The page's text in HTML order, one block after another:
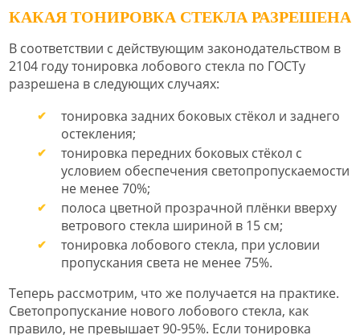
КАКАЯ ТОНИРОВКА СТЕКЛА РАЗРЕШЕНА
В соответствии с действующим законодательством в
2104 году тонировка лобового стекла по ГОСТу
разрешена в следующих случаях:
тонировка задних боковых стёкол и заднего
остекления;
тонировка передних боковых стёкол с
условием обеспечения светопропускаемости
не менее 70%;
полоса цветной прозрачной плёнки вверху
ветрового стекла шириной в 15 см;
тонировка лобового стекла, при условии
пропускания света не менее 75%.
Теперь рассмотрим, что же получается на практике.
Светопропускание нового лобового стекла, как
правило, не превышает 90-95%. Если тонировка